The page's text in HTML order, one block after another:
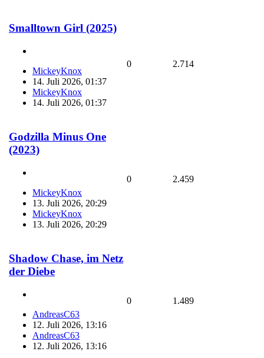
Smalltown Girl (2025)
MickeyKnox
14. Juli 2026, 01:37
MickeyKnox
14. Juli 2026, 01:37
0 2.714
Godzilla Minus One
(2023)
MickeyKnox
13. Juli 2026, 20:29
MickeyKnox
13. Juli 2026, 20:29
0 2.459
Shadow Chase, im Netz
der Diebe
AndreasC63
12. Juli 2026, 13:16
AndreasC63
12. Juli 2026, 13:16
0 1.489